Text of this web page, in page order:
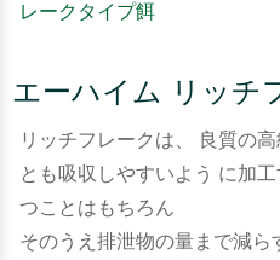
レークタイプ餌
エーハイム リッチ
リッチフレークは、 良質の
とも吸収しやすいよう に加
つことはもちろん
そのうえ排泄物の量まで減